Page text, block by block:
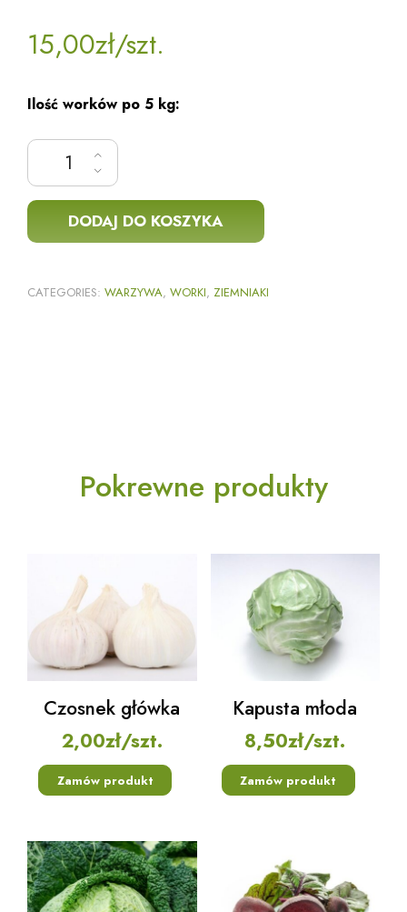
15,00zł/szt.
Ilość worków po 5 kg:
ilość Ziemniak żółty 5 kg
DODAJ DO KOSZYKA
CATEGORIES: WARZYWA, WORKI, ZIEMNIAKI
Pokrewne produkty
Czosnek główka
2,00zł/szt.
Zamów produkt
Kapusta młoda
8,50zł/szt.
Zamów produkt